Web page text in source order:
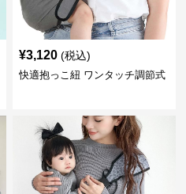
¥3,120 (税込)
快適抱っこ紐 ワンタッチ調節式